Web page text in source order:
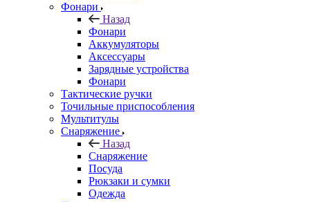
Фонари
Назад
Фонари
Аккумуляторы
Аксессуары
Зарядные устройства
Фонари
Тактические ручки
Точильные приспособления
Мультитулы
Снаряжение
Назад
Снаряжение
Посуда
Рюкзаки и сумки
Одежда